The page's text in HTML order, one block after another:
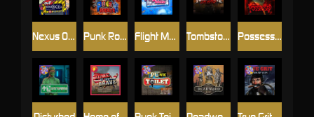
Tombstone Slaughter
Punk Rocker 2
Nexus Outsourced Flight Mode Possessed